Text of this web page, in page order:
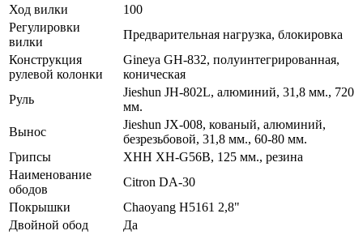
Ход вилки
100
Регулировки
вилки
Предварительная нагрузка, блокировка
Конструкция
рулевой колонки
Gineya GH-832, полуинтегрированная,
коническая
Руль
Jieshun JH-802L, алюминий, 31,8 мм., 720
мм.
Вынос
Jieshun JX-008, кованый, алюминий,
безрезьбовой, 31,8 мм., 60-80 мм.
Грипсы
XHH XH-G56B, 125 мм., резина
Наименование
ободов
Citron DA-30
Покрышки
Chaoyang H5161 2,8"
Двойной обод
Да